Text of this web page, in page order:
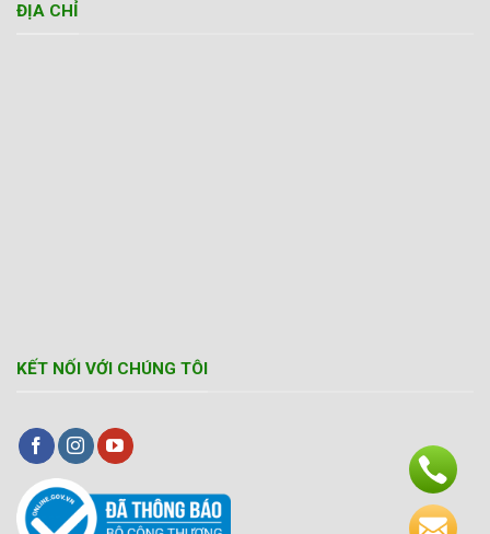
ĐỊA CHỈ
KẾT NỐI VỚI CHÚNG TÔI